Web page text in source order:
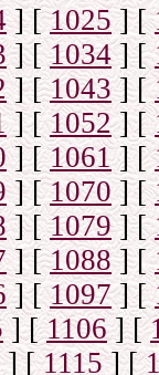
] [1025] [
] [1034] [
] [1043] [
] [1052] [
] [1061] [
] [1070] [
] [1079] [
] [1088] [
] [1097] [
] [1106] [
] [1115] [